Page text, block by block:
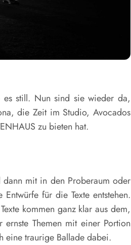
es still. Nun sind sie wieder da,
die Zeit im Studio, Avocados
zu bieten hat.
dann mit in den Proberaum oder
für die Texte entstehen.
kommen ganz klar aus dem,
Themen mit einer Portion
eine traurige Ballade dabei.